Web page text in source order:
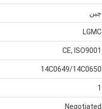
چین
LGMC
CE, ISO9001
14C0649/14C0650
1
Negotiated